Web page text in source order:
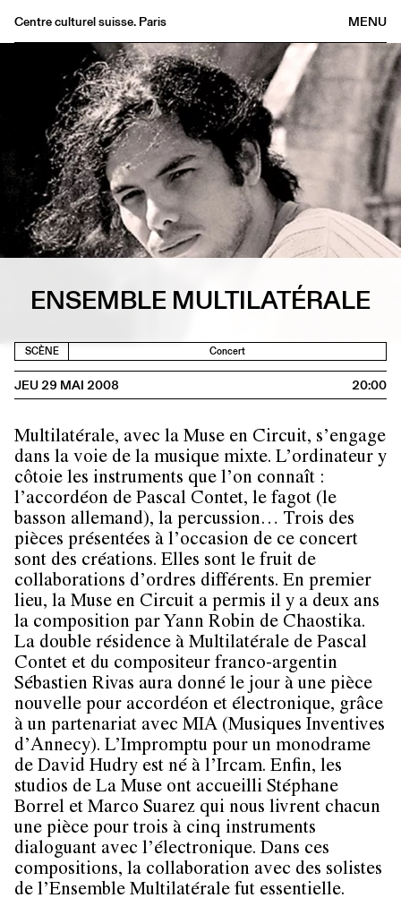
MENU
Centre culturel suisse. Paris
Buvette
Archives
Médiathèque
Éditions
Informations
FR/EN
ENSEMBLE MULTILATÉRALE
SCÈNE Concert
JEU 29 MAI 2008 20:00
Multilatérale, avec la Muse en Circuit, s’engage
dans la voie de la musique mixte. L’ordinateur y
côtoie les instruments que l’on connaît :
l’accordéon de Pascal Contet, le fagot (le
basson allemand), la percussion… Trois des
pièces présentées à l’occasion de ce concert
sont des créations. Elles sont le fruit de
collaborations d’ordres différents. En premier
lieu, la Muse en Circuit a permis il y a deux ans
la composition par Yann Robin de Chaostika.
La double résidence à Multilatérale de Pascal
Contet et du compositeur franco-argentin
Sébastien Rivas aura donné le jour à une pièce
nouvelle pour accordéon et électronique, grâce
à un partenariat avec MIA (Musiques Inventives
d’Annecy). L’Impromptu pour un monodrame
de David Hudry est né à l’Ircam. Enfin, les
studios de La Muse ont accueilli Stéphane
Borrel et Marco Suarez qui nous livrent chacun
une pièce pour trois à cinq instruments
dialoguant avec l’électronique. Dans ces
compositions, la collaboration avec des solistes
de l’Ensemble Multilatérale fut essentielle.